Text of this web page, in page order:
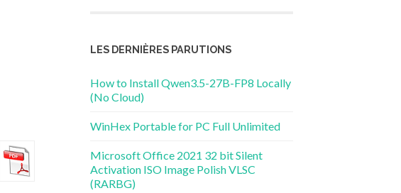
LES DERNIÈRES PARUTIONS
How to Install Qwen3.5-27B-FP8 Locally
(No Cloud)
WinHex Portable for PC Full Unlimited
Microsoft Office 2021 32 bit Silent
Activation ISO Image Polish VLSC
(RARBG)